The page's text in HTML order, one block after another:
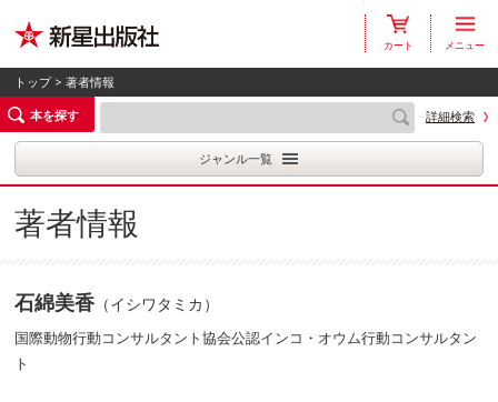
カート メニュー
トップ> 著者情報
本を探す
詳細検索
ジャンル一覧
著者情報
石綿美香 （イシワタミカ）
国際動物行動コンサルタント協会公認インコ・オウム行動コンサルタン
ト